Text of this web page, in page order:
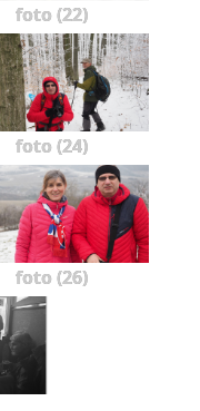
foto (22)
foto (24)
foto (26)